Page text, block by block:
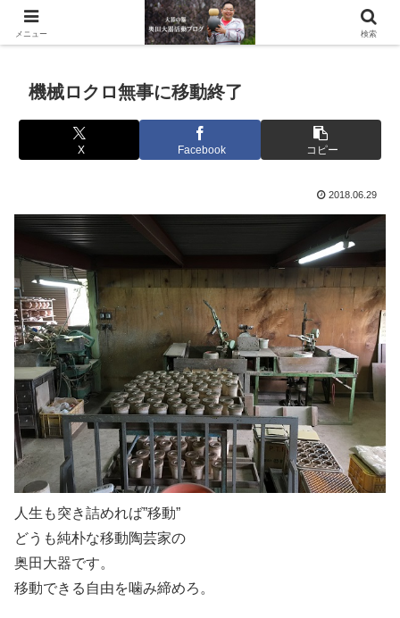
滋賀県の信楽で水琴窟や水鉢などの陶器を作っています。
機械ロクロ無事に移動終了
X Facebook コピー
2018.06.29
人生も突き詰めれば”移動”
どうも純朴な移動陶芸家の
奥田大器です。
移動できる自由を噛み締めろ。
メニュー 検索